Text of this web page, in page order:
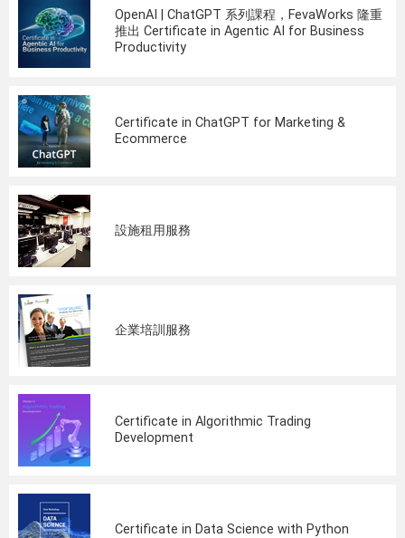
OpenAI | ChatGPT 系列課程，FevaWorks 隆重
推出 Certificate in Agentic AI for Business
Productivity
Certificate in ChatGPT for Marketing &
Ecommerce
設施租用服務
企業培訓服務
Certificate in Algorithmic Trading
Development
Certificate in Data Science with Python